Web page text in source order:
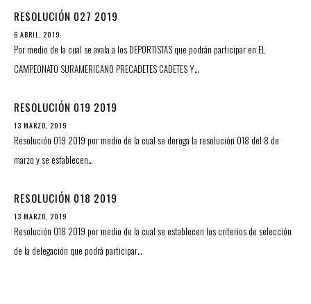
RESOLUCIÓN 027 2019
6 ABRIL, 2019
Por medio de la cual se avala a los DEPORTISTAS que podrán participar en EL
CAMPEONATO SURAMERICANO PRECADETES CADETES Y…
RESOLUCIÓN 019 2019
13 MARZO, 2019
Resolución 019 2019 por medio de la cual se deroga la resolución 018 del 8 de
marzo y se establecen…
RESOLUCIÓN 018 2019
13 MARZO, 2019
Resolución 018 2019 por medio de la cual se establecen los criterios de selección
de la delegación que podrá participar…